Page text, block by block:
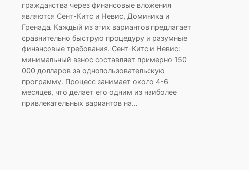
гражданства через финансовые вложения
являются Сент-Китс и Невис, Доминика и
Гренада. Каждый из этих вариантов предлагает
сравнительно быструю процедуру и разумные
финансовые требования. Сент-Китс и Невис:
минимальный взнос составляет примерно 150
000 долларов за однопользовательскую
программу. Процесс занимает около 4-6
месяцев, что делает его одним из наиболее
привлекательных вариантов на…